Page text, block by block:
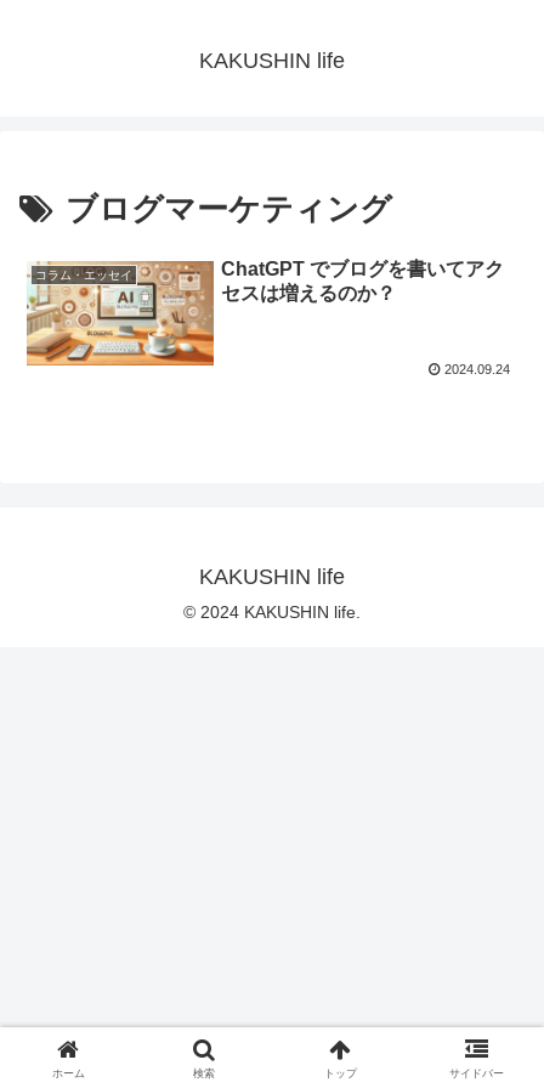
KAKUSHIN life
ブログマーケティング
コラム・エッセイ
ChatGPT でブログを書いてアク
セスは増えるのか？
2024.09.24
KAKUSHIN life
© 2024 KAKUSHIN life.
ホーム 検索 トップ サイドバー